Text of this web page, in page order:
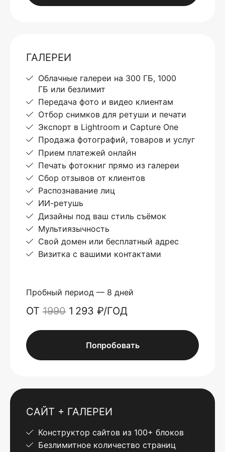
ГАЛЕРЕИ
Облачные галереи на 300 ГБ, 1000
ГБ или безлимит
Передача фото и видео клиентам
Отбор снимков для ретуши и печати
Экспорт в Lightroom и Capture One
Продажа фотографий, товаров и услуг
Прием платежей онлайн
Печать фотокниг прямо из галереи
Сбор отзывов от клиентов
Распознавание лиц
ИИ-ретушь
Дизайны под ваш стиль съёмок
Мультиязычность
Свой домен или бесплатный адрес
Визитка с вашими контактами
Пробный период — 8 дней
ОТ 1990 1 293 ₽/ГОД
Попробовать
САЙТ + ГАЛЕРЕИ
Конструктор сайтов из 100+ блоков
Безлимитное количество страниц